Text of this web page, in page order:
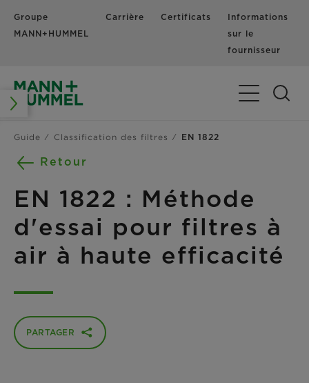
Groupe
MANN+HUMMEL
Carrière Certificats
Informations
sur le
fournisseur
Basculer la
Guide Classification des filtres EN 1822
Retour
EN 1822 : Méthode
d'essai pour filtres à
air à haute efficacité
PARTAGER